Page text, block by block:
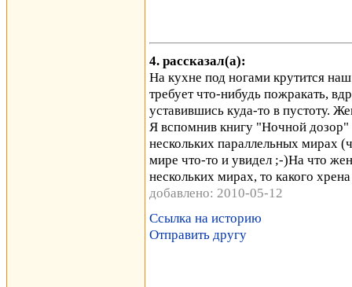
4. рассказал(а):
На кухне под ногами крутится
требует что-нибудь пожракать,
уставившись куда-то в пустоту.
Я вспомнив книгу "Ночной
нескольких параллельных мирах
мире что-то и увидел ;-)На что
нескольких мирах, то какого
добавлено: 2010-05-12
Ссылка на историю
Отправить другу